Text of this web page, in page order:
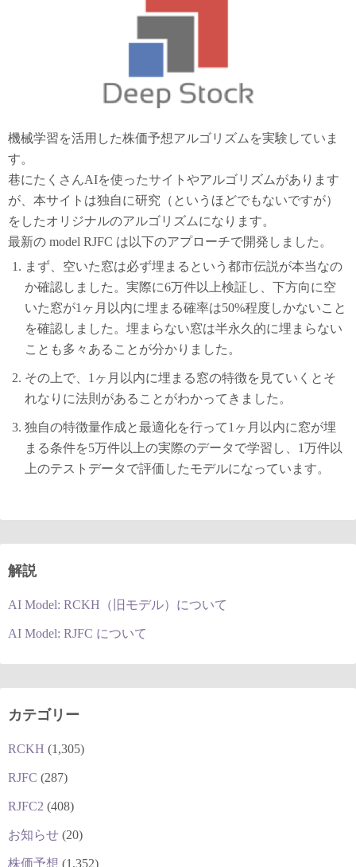
機械学習を活用した株価予想アルゴリズムを実験していま
す。
巷にたくさんAIを使ったサイトやアルゴリズムがあります
が、本サイトは独自に研究（というほどでもないですが）
をしたオリジナルのアルゴリズムになります。
最新の model RJFC は以下のアプローチで開発しました。
まず、空いた窓は必ず埋まるという都市伝説が本当なの
か確認しました。実際に6万件以上検証し、下方向に空
いた窓が1ヶ月以内に埋まる確率は50%程度しかないこと
を確認しました。埋まらない窓は半永久的に埋まらない
ことも多々あることが分かりました。
その上で、1ヶ月以内に埋まる窓の特徴を見ていくとそ
れなりに法則があることがわかってきました。
独自の特徴量作成と最適化を行って1ヶ月以内に窓が埋
まる条件を5万件以上の実際のデータで学習し、1万件以
上のテストデータで評価したモデルになっています。
解説
AI Model: RCKH（旧モデル）について
AI Model: RJFC について
カテゴリー
RCKH (1,305)
RJFC (287)
RJFC2 (408)
お知らせ (20)
株価予想 (1,352)